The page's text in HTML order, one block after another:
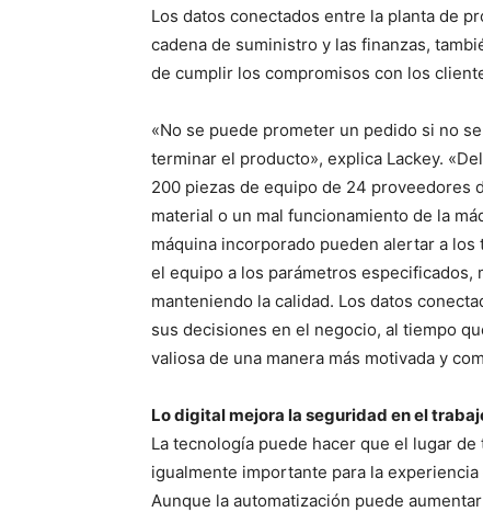
Los datos conectados entre la planta de
cadena de suministro y las finanzas,
de cumplir los compromisos con los
«No se puede prometer un pedido si no
terminar el producto», explica Lackey.
200 piezas de equipo de 24 proveedores
material o un mal funcionamiento de la
máquina incorporado pueden alertar a
el equipo a los parámetros
manteniendo la calidad. Los datos
sus decisiones en el negocio, al tiempo
valiosa de una manera más motivada y
Lo digital mejora la seguridad en el
La tecnología puede hacer que el lugar
igualmente importante para la
Aunque la automatización puede